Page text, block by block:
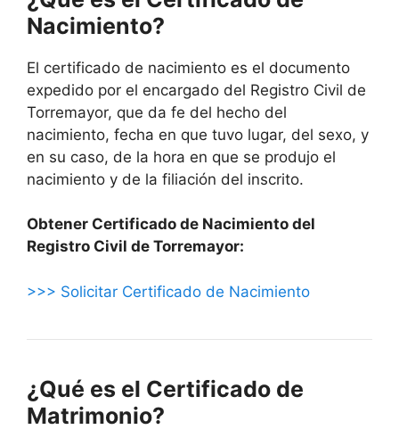
Nacimiento?
El certificado de nacimiento es el documento
expedido por el encargado del Registro Civil de
Torremayor, que da fe del hecho del
nacimiento, fecha en que tuvo lugar, del sexo, y
en su caso, de la hora en que se produjo el
nacimiento y de la filiación del inscrito.
Obtener Certificado de Nacimiento del
Registro Civil de Torremayor:
>>> Solicitar Certificado de Nacimiento
¿Qué es el Certificado de
Matrimonio?